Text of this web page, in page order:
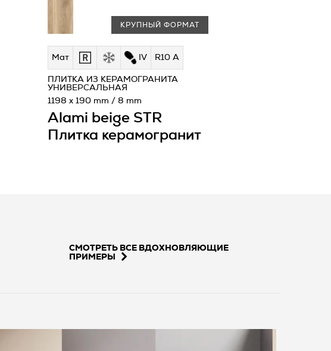
КРУПНЫЙ ФОРМАТ
Мат IV R10 A
Alami beige STR
Плитка керамогранит
ПЛИТКА ИЗ КЕРАМОГРАНИТА
УНИВЕРСАЛЬНАЯ
1198 x 190 mm / 8 mm
СМОТРЕТЬ ВСЕ ВДОХНОВЛЯЮЩИЕ
ПРИМЕРЫ